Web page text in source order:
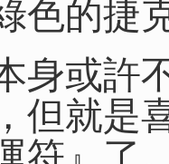
色的捷
或許不
但就是